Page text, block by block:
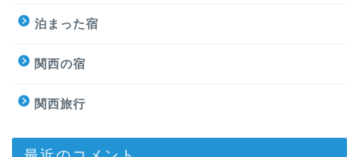
泊まった宿
関西の宿
関西旅行